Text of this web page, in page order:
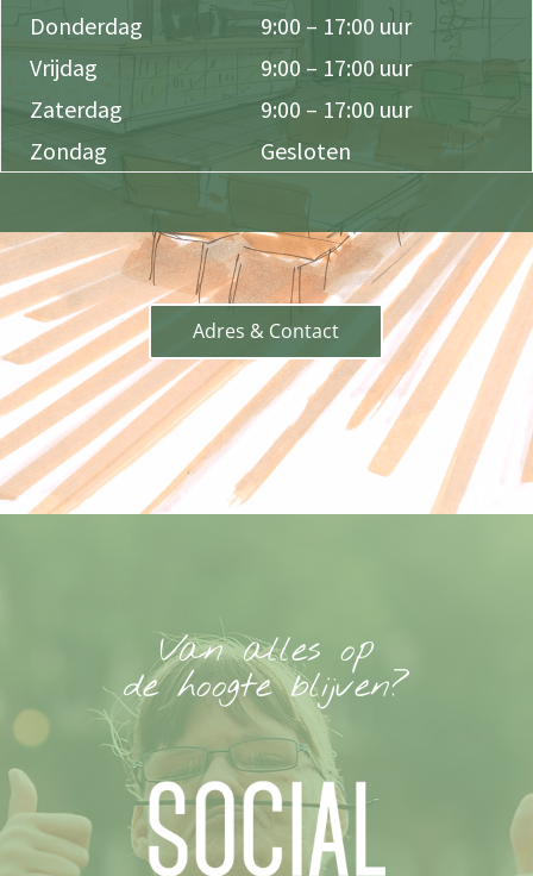
Donderdag
9:00 – 17:00 uur
Vrijdag
9:00 – 17:00 uur
Zaterdag
9:00 – 17:00 uur
Zondag
Gesloten
Adres & Contact
Van alles op
de hoogte blijven?